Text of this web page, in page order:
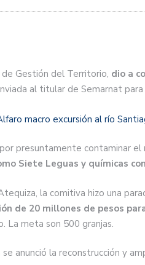
Gestión del Territorio, dio a
al titular de Semarnat
macro excursión al río
presuntamente contaminar
Siete Leguas y químicas
la comitiva hizo una
de 20 millones de pesos
La meta son 500 granjas.
anunció la reconstrucción y